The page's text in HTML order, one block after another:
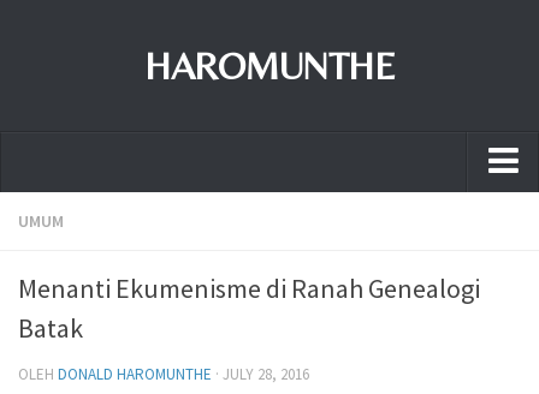
HAROMUNTHE
Home
Tarombo
UMUM
Menanti Ekumenisme di Ranah Genealogi
Batak
OLEH DONALD HAROMUNTHE · JULY 28, 2016